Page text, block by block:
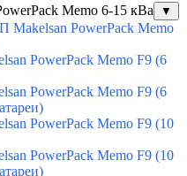
Memo 6-15 кВа
▼
Makelsan PowerPack Memo
PowerPack Memo F9 (6
PowerPack Memo F9 (6
PowerPack Memo F9 (10
PowerPack Memo F9 (10